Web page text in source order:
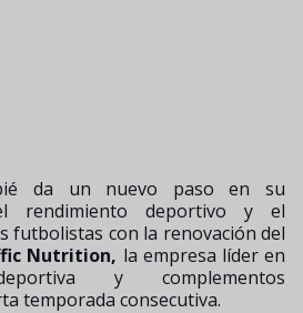
da un nuevo paso en su
rendimiento deportivo y el
futbolistas con la renovación del
Nutrition, la empresa líder en
y complementos
temporada consecutiva.